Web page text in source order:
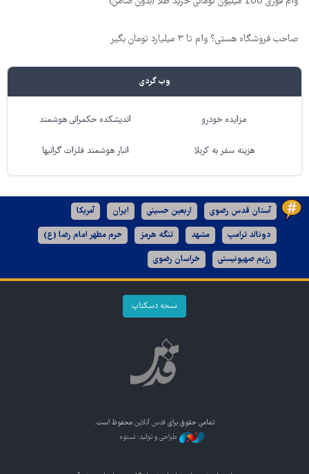
صاحب فروشگاه هستی؟ وام تا ۳ میلیارد تومان بگیر
وب گردی
مزایده خودرو اندیشکده حکمرانی هوشمند
هزینه سفر به کربلا انبار هوشمند فلزات گرانبها
آستان قدس رضوی اربعین حسینی ایران آمریکا
دونالد ترامپ مشهد تنگه هرمز حرم مطهر امام رضا (ع)
رژیم صهیونیستی خراسان رضوی
نسخه دسکتاپ
تمامی حقوق برای قدس آنلاین محفوظ است.
طراحی و تولید: نستوه